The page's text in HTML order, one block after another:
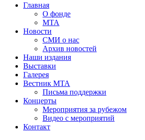
Главная
О фонде
МТА
Новости
СМИ о нас
Архив новостей
Наши издания
Выставки
Галерея
Вестник МТА
Письма поддержки
Концерты
Мероприятия за рубежом
Видео с мероприятий
Контакт